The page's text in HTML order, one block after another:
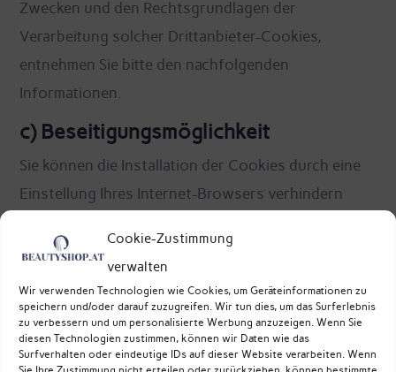
Cookie-Zustimmung
verwalten
Wir verwenden Technologien wie Cookies, um Geräteinformationen zu
speichern und/oder darauf zuzugreifen. Wir tun dies, um das Surferlebnis
zu verbessern und um personalisierte Werbung anzuzeigen. Wenn Sie
diesen Technologien zustimmen, können wir Daten wie das
Surfverhalten oder eindeutige IDs auf dieser Website verarbeiten. Wenn
Zwecken und den Rechtsgrundlagen der
Verarbeitung solcher Drittanbieter-Cookies,
entnehmen Sie bitte den nachfolgenden
Informationen.
c) Beseitigungsmöglichkeit
Sie können die Installation der Cookies durch eine
Einstellung Ihres Internet-Browsers verhindern
gespeicherte Cookies jederzeit löschen. Die hierfür
jedoch von Ihrem konkret genutzten Internet-
Browser ab. Bei Fragen benutzen Sie daher bitte die
Hilfefunktion oder Dokumentation Ihres Internet-